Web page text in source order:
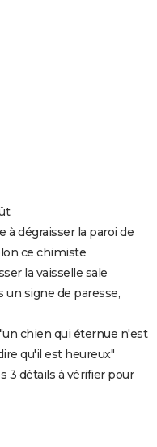
à dégraisser la paroi de
ce chimiste
la vaisselle sale
un signe de paresse,
chien qui éternue n'est
qu'il est heureux"
3 détails à vérifier pour